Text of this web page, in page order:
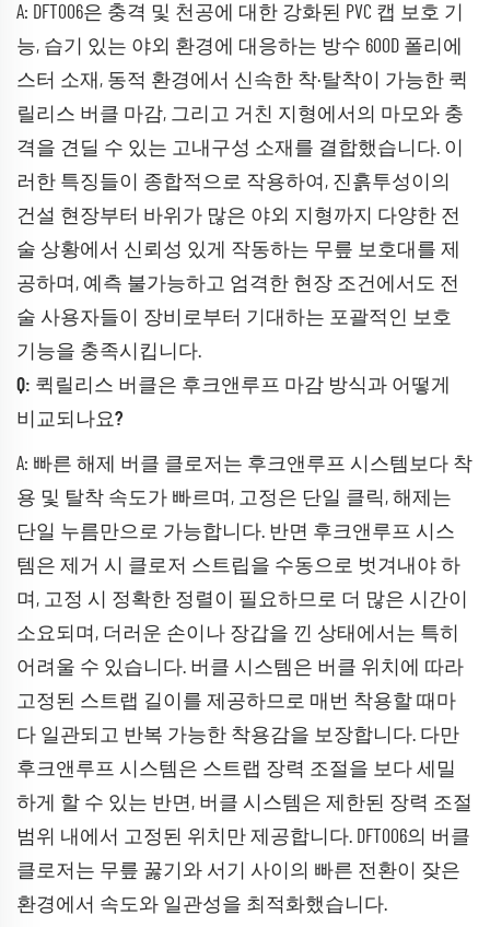
A: DFT006은 충격 및 천공에 대한 강화된 PVC 캡 보호 기
능, 습기 있는 야외 환경에 대응하는 방수 600D 폴리에
스터 소재, 동적 환경에서 신속한 착·탈착이 가능한 퀵
릴리스 버클 마감, 그리고 거친 지형에서의 마모와 충
격을 견딜 수 있는 고내구성 소재를 결합했습니다. 이
러한 특징들이 종합적으로 작용하여, 진흙투성이의
건설 현장부터 바위가 많은 야외 지형까지 다양한 전
술 상황에서 신뢰성 있게 작동하는 무릎 보호대를 제
공하며, 예측 불가능하고 엄격한 현장 조건에서도 전
술 사용자들이 장비로부터 기대하는 포괄적인 보호
기능을 충족시킵니다.
Q: 퀵릴리스 버클은 후크앤루프 마감 방식과 어떻게
비교되나요?
A: 빠른 해제 버클 클로저는 후크앤루프 시스템보다 착
용 및 탈착 속도가 빠르며, 고정은 단일 클릭, 해제는
단일 누름만으로 가능합니다. 반면 후크앤루프 시스
템은 제거 시 클로저 스트립을 수동으로 벗겨내야 하
며, 고정 시 정확한 정렬이 필요하므로 더 많은 시간이
소요되며, 더러운 손이나 장갑을 낀 상태에서는 특히
어려울 수 있습니다. 버클 시스템은 버클 위치에 따라
고정된 스트랩 길이를 제공하므로 매번 착용할 때마
다 일관되고 반복 가능한 착용감을 보장합니다. 다만
후크앤루프 시스템은 스트랩 장력 조절을 보다 세밀
하게 할 수 있는 반면, 버클 시스템은 제한된 장력 조절
범위 내에서 고정된 위치만 제공합니다. DFT006의 버클
클로저는 무릎 꿇기와 서기 사이의 빠른 전환이 잦은
환경에서 속도와 일관성을 최적화했습니다.